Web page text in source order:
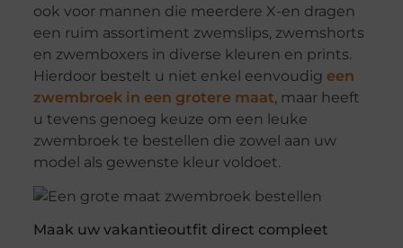
ook voor mannen die meerdere X-en dragen
een ruim assortiment zwemslips, zwemshorts
en zwemboxers in diverse kleuren en prints.
Hierdoor bestelt u niet enkel eenvoudig een
zwembroek in een grotere maat, maar heeft
u tevens genoeg keuze om een leuke
zwembroek te bestellen die zowel aan uw
model als gewenste kleur voldoet.
Maak uw vakantieoutfit direct compleet